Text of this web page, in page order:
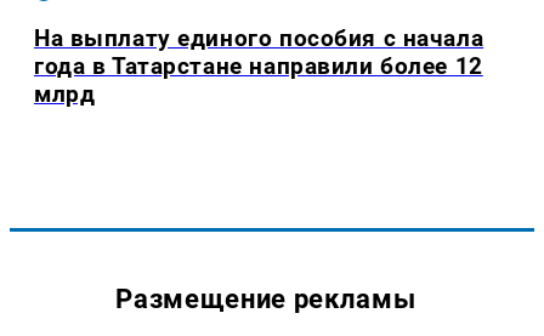
На выплату единого пособия с начала
года в Татарстане направили более 12
млрд
Размещение рекламы